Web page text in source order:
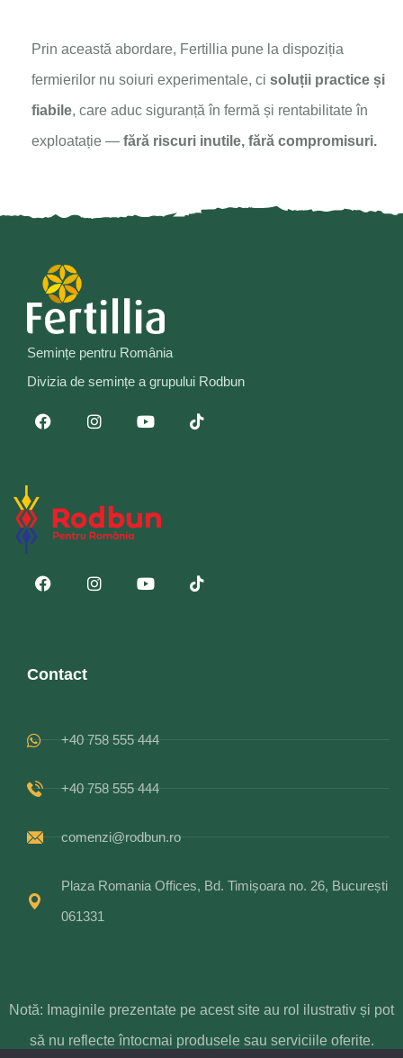
Prin această abordare, Fertillia pune la dispoziția
fermierilor nu soiuri experimentale, ci soluții practice și
fiabile, care aduc siguranță în fermă și rentabilitate în
exploatație — fără riscuri inutile, fără compromisuri.
Semințe pentru România
Divizia de semințe a grupului Rodbun
Contact
+40 758 555 444
+40 758 555 444
comenzi@rodbun.ro
Plaza Romania Offices, Bd. Timișoara no. 26, București
061331
Notă: Imaginile prezentate pe acest site au rol ilustrativ și pot
să nu reflecte întocmai produsele sau serviciile oferite.